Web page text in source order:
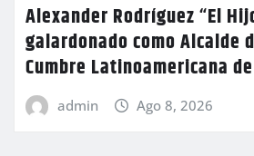
Alexander Rodríguez “El
galardonado como Alcalde
Cumbre Latinoamericana
admin Ago 8, 2026